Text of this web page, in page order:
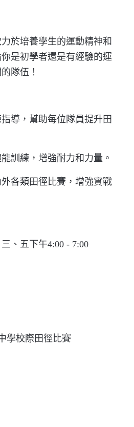
於培養學生的運動精神和
是初學者還是有經驗的運
隊伍！
導，幫助每位隊員提升田
訓練，增強耐力和力量。
各類田徑比賽，增強實戰
、五下午4:00 - 7:00
學校際田徑比賽